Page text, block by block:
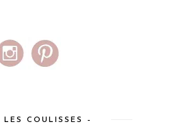
LES COULISSES –